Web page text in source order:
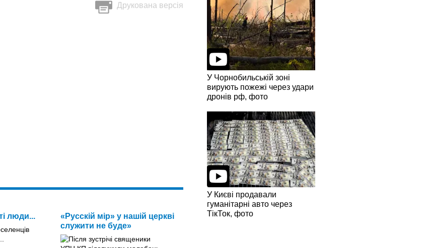
Друкована версія
люди...
«Русскій мір» у нашій церкві
служити не буде»
У Чорнобильській зоні
вирують пожежі через удари
дронів рф, фото
У Києві продавали
гуманітарні авто через
ТікТок, фото